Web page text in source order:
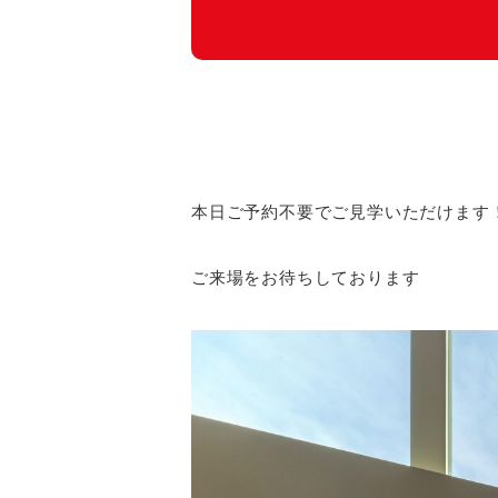
本日ご予約不要でご見学いただけます
ご来場をお待ちしております